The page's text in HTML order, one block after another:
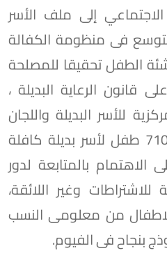
إلى ملف الأسر
فى منظومة الكفالة
الطفل تحقيقا للمصلحة
قانون الرعاية البديلة ،
للأسر البديلة واللجان
المحلية فى تسليم نحو 710 طفل لأسر بديلة كافلة
بالمتابعة لدور
للاشتراطات وغير اللائقة،
من معلومى النسب
بنجاح فى الفيوم.